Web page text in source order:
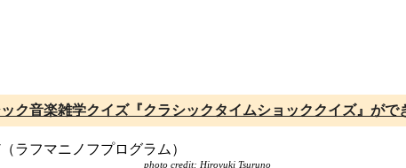
ク音楽雑学クイズ『クラシックタイムショッククイズ』がで
photo credit: Hiroyuki Tsuruno